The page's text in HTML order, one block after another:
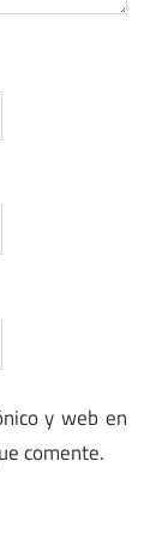
y web en
comente.